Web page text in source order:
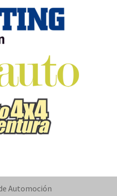
Automoción